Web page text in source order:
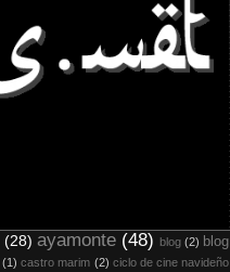
(28) ayamonte (48) blog (2) blog
(1) castro marim (2) ciclo de cine navideño